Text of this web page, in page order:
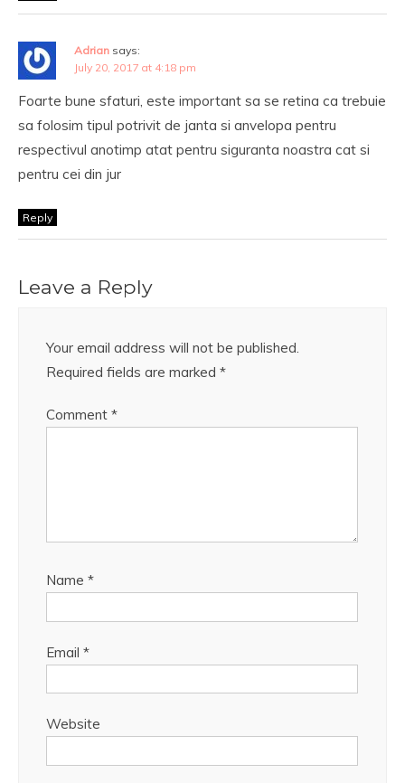
Adrian says:
July 20, 2017 at 4:18 pm
Foarte bune sfaturi, este important sa se retina ca trebuie
sa folosim tipul potrivit de janta si anvelopa pentru
respectivul anotimp atat pentru siguranta noastra cat si
pentru cei din jur
Reply
Leave a Reply
Your email address will not be published.
Required fields are marked *
Comment *
Name *
Email *
Website